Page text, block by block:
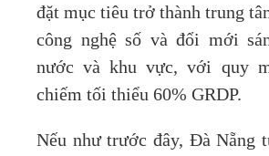
đặt mục tiêu trở thành trung
công nghệ số và đổi mới
nước và khu vực, với quy
chiếm tối thiểu 60% GRDP.
Nếu như trước đây, Đà Nẵng